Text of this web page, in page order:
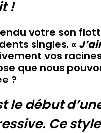
!
votre son
singles. «
vos
que nous
?
le début
Ce